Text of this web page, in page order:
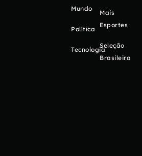
Mundo
Política
Tecnologia
Mais
Esportes
Seleção
Brasileira